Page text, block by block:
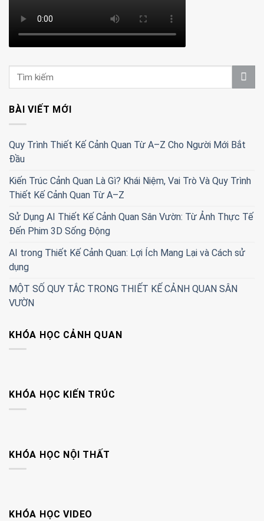
BÀI VIẾT MỚI
Quy Trình Thiết Kế Cảnh Quan Từ A–Z Cho Người Mới Bắt
Đầu
Kiến Trúc Cảnh Quan Là Gì? Khái Niệm, Vai Trò Và Quy Trình
Thiết Kế Cảnh Quan Từ A–Z
Sử Dụng AI Thiết Kế Cảnh Quan Sân Vườn: Từ Ảnh Thực Tế
Đến Phim 3D Sống Động
AI trong Thiết Kế Cảnh Quan: Lợi Ích Mang Lại và Cách sử
dụng
MỘT SỐ QUY TẮC TRONG THIẾT KẾ CẢNH QUAN SÂN
VƯỜN
KHÓA HỌC CẢNH QUAN
KHÓA HỌC KIẾN TRÚC
KHÓA HỌC NỘI THẤT
KHÓA HỌC VIDEO